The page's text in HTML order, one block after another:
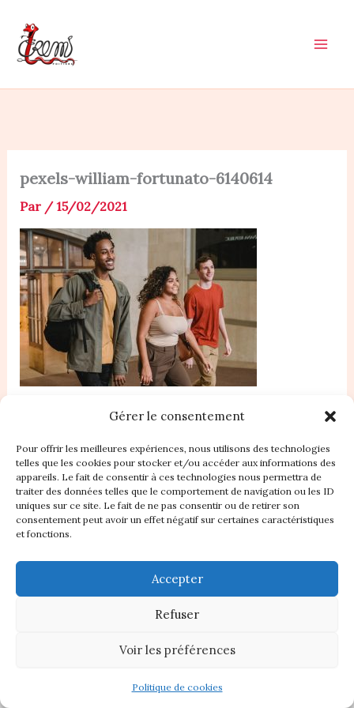
Gérer le consentement
Pour offrir les meilleures expériences, nous utilisons des technologies
telles que les cookies pour stocker et/ou accéder aux informations des
appareils. Le fait de consentir à ces technologies nous permettra de
traiter des données telles que le comportement de navigation ou les ID
uniques sur ce site. Le fait de ne pas consentir ou de retirer son
consentement peut avoir un effet négatif sur certaines caractéristiques
et fonctions.
Accepter
Refuser
Voir les préférences
Politique de cookies
contenu
pexels-william-fortunato-6140614
Par /15/02/2021
Accueil
Nos Statuts
Plan du site
Contact
Boutique